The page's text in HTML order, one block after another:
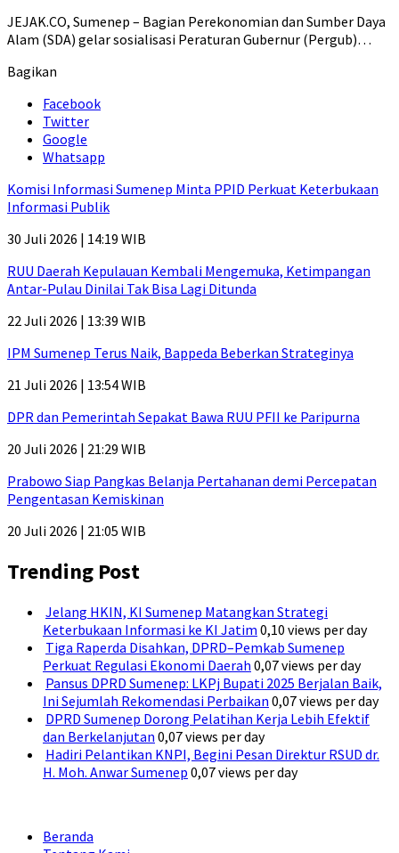
JEJAK.CO, Sumenep – Bagian Perekonomian dan Sumber Daya
Alam (SDA) gelar sosialisasi Peraturan Gubernur (Pergub)…
Bagikan
Facebook
Twitter
Google
Whatsapp
Komisi Informasi Sumenep Minta PPID Perkuat Keterbukaan
Informasi Publik
30 Juli 2026 | 14:19 WIB
RUU Daerah Kepulauan Kembali Mengemuka, Ketimpangan
Antar-Pulau Dinilai Tak Bisa Lagi Ditunda
22 Juli 2026 | 13:39 WIB
IPM Sumenep Terus Naik, Bappeda Beberkan Strateginya
21 Juli 2026 | 13:54 WIB
DPR dan Pemerintah Sepakat Bawa RUU PFII ke Paripurna
20 Juli 2026 | 21:29 WIB
Prabowo Siap Pangkas Belanja Pertahanan demi Percepatan
Pengentasan Kemiskinan
20 Juli 2026 | 21:05 WIB
Trending Post
Jelang HKIN, KI Sumenep Matangkan Strategi
Keterbukaan Informasi ke KI Jatim 0,10 views per day
Tiga Raperda Disahkan, DPRD–Pemkab Sumenep
Perkuat Regulasi Ekonomi Daerah 0,07 views per day
Pansus DPRD Sumenep: LKPj Bupati 2025 Berjalan Baik,
Ini Sejumlah Rekomendasi Perbaikan 0,07 views per day
DPRD Sumenep Dorong Pelatihan Kerja Lebih Efektif
dan Berkelanjutan 0,07 views per day
Hadiri Pelantikan KNPI, Begini Pesan Direktur RSUD dr.
H. Moh. Anwar Sumenep 0,07 views per day
Beranda